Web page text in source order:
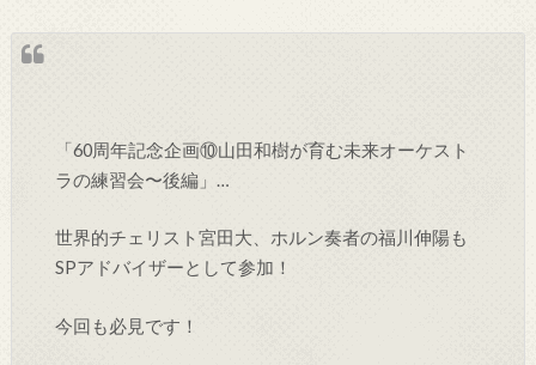
「60周年記念企画⑩山田和樹が育む未来オーケスト
ラの練習会〜後編」…
世界的チェリスト宮田大、ホルン奏者の福川伸陽も
SPアドバイザーとして参加！
今回も必見です！